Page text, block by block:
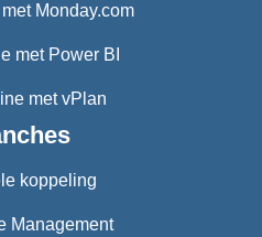
Monday.com
met Power BI
met vPlan
koppeling
Management